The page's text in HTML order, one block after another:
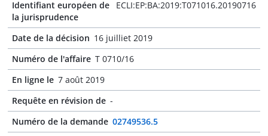
Identifiant européen de
la jurisprudence
ECLI:EP:BA:2019:T071016.20190716
Date de la décision 16 juilliet 2019
Numéro de l'affaire T 0710/16
En ligne le 7 août 2019
Requête en révision de -
Numéro de la demande 02749536.5